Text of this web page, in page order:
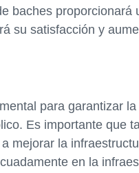
baches proporcionará
su satisfacción y
para garantizar
Es importante que
mejorar la
en la